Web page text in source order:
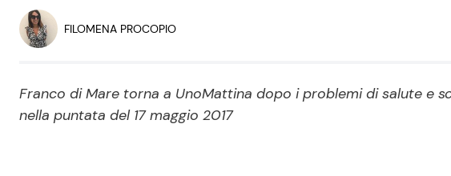
News dal mondo
Mondo Mamma
FILOMENA PROCOPIO
Franco di Mare torna a UnoMattina dopo i problemi di salute e
nella puntata del 17 maggio 2017